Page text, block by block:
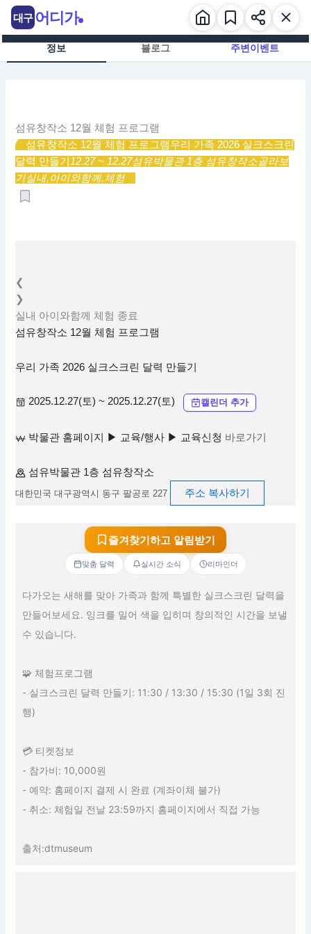
츠
정보 블로그 주변이벤트
섬유창작소 12월 체험 프로그램
섬유창작소 12월 체험 프로그램우리 가족 2026 실크스크린
달력 만들기12.27 ~ 12.27섬유박물관 1층 섬유창작소골라보
기실내,아이와함께,체험
❮
❯
실내 아이와함께 체험 종료
섬유창작소 12월 체험 프로그램
우리 가족 2026 실크스크린 달력 만들기
2025.12.27(토) ~ 2025.12.27(토) 캘린더 추가
박물관 홈페이지 ▶ 교육/행사 ▶ 교육신청 바로가기
섬유박물관 1층 섬유창작소
대한민국 대구광역시 동구 팔공로 227 주소 복사하기
즐겨찾기하고 알림받기
맞춤 달력 실시간 소식 리마인더
다가오는 새해를 맞아 가족과 함께 특별한 실크스크린 달력을
만들어보세요. 잉크를 밀어 색을 입히며 창의적인 시간을 보낼
수 있습니다.
🧩 체험프로그램
- 실크스크린 달력 만들기: 11:30 / 13:30 / 15:30 (1일 3회 진
행)
💳 티켓정보
- 참가비: 10,000원
- 예약: 홈페이지 결제 시 완료 (계좌이체 불가)
- 취소: 체험일 전날 23:59까지 홈페이지에서 직접 가능
출처:dtmuseum
대구 어디가